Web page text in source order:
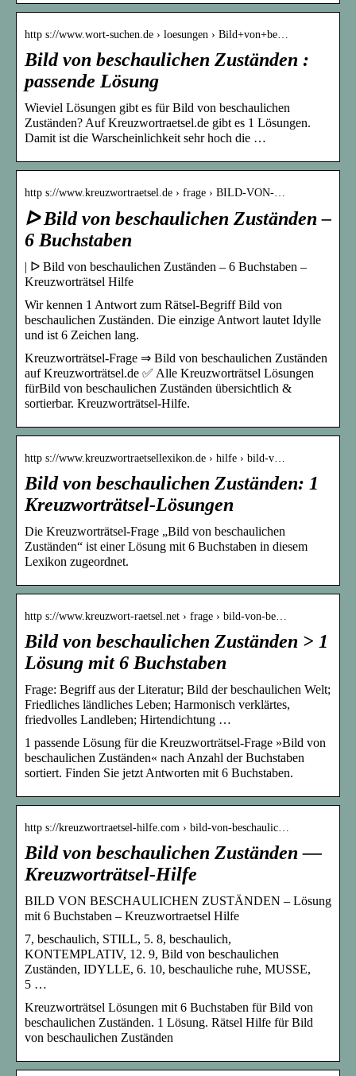
http s://www.wort-suchen.de › loesungen › Bild+von+be…
Bild von beschaulichen Zuständen :
passende Lösung
Wieviel Lösungen gibt es für Bild von beschaulichen
Zuständen? Auf Kreuzwortraetsel.de gibt es 1 Lösungen.
Damit ist die Warscheinlichkeit sehr hoch die …
http s://www.kreuzwortraetsel.de › frage › BILD-VON-…
ᐅ Bild von beschaulichen Zuständen –
6 Buchstaben
| ᐅ Bild von beschaulichen Zuständen – 6 Buchstaben –
Kreuzworträtsel Hilfe
Wir kennen 1 Antwort zum Rätsel-Begriff Bild von
beschaulichen Zuständen. Die einzige Antwort lautet Idylle
und ist 6 Zeichen lang.
Kreuzworträtsel-Frage ⇒ Bild von beschaulichen Zuständen
auf Kreuzworträtsel.de ✅ Alle Kreuzworträtsel Lösungen
fürBild von beschaulichen Zuständen übersichtlich &
sortierbar. Kreuzworträtsel-Hilfe.
http s://www.kreuzwortraetsellexikon.de › hilfe › bild-v…
Bild von beschaulichen Zuständen: 1
Kreuzworträtsel-Lösungen
Die Kreuzworträtsel-Frage „Bild von beschaulichen
Zuständen“ ist einer Lösung mit 6 Buchstaben in diesem
Lexikon zugeordnet.
http s://www.kreuzwort-raetsel.net › frage › bild-von-be…
Bild von beschaulichen Zuständen > 1
Lösung mit 6 Buchstaben
Frage: Begriff aus der Literatur; Bild der beschaulichen Welt;
Friedliches ländliches Leben; Harmonisch verklärtes,
friedvolles Landleben; Hirtendichtung …
1 passende Lösung für die Kreuzworträtsel-Frage »Bild von
beschaulichen Zuständen« nach Anzahl der Buchstaben
sortiert. Finden Sie jetzt Antworten mit 6 Buchstaben.
http s://kreuzwortraetsel-hilfe.com › bild-von-beschaulic…
Bild von beschaulichen Zuständen —
Kreuzworträtsel-Hilfe
BILD VON BESCHAULICHEN ZUSTÄNDEN – Lösung
mit 6 Buchstaben – Kreuzwortraetsel Hilfe
7, beschaulich, STILL, 5. 8, beschaulich,
KONTEMPLATIV, 12. 9, Bild von beschaulichen
Zuständen, IDYLLE, 6. 10, beschauliche ruhe, MUSSE,
5 …
Kreuzworträtsel Lösungen mit 6 Buchstaben für Bild von
beschaulichen Zuständen. 1 Lösung. Rätsel Hilfe für Bild
von beschaulichen Zuständen